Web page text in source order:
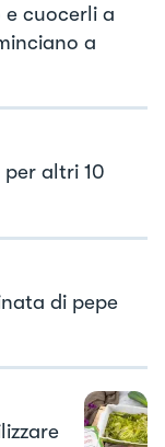
cuocerli a
a
altri 10
di pepe